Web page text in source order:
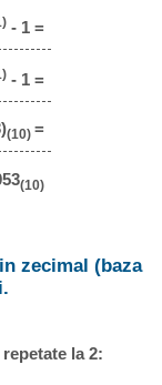
- 1 =
- 1 =
(10) =
(10)
zecimal (baza
la 2: